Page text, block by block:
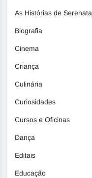
As Histórias de Serenata
Biografia
Cinema
Criança
Culinária
Curiosidades
Cursos e Oficinas
Dança
Editais
Educação